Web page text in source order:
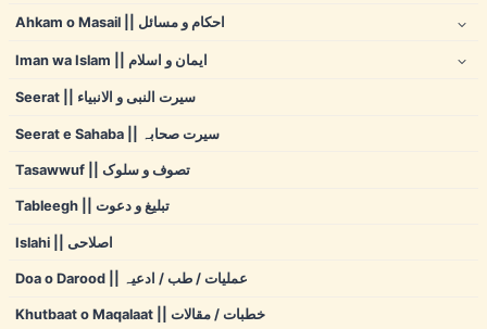
Ahkam o Masail || احکام و مسائل
Iman wa Islam || ایمان و اسلام
Seerat || سیرت النبی و الانبیاء
Seerat e Sahaba || سیرت صحابہ
Tasawwuf || تصوف و سلوک
Tableegh || تبلیغ و دعوت
Islahi || اصلاحی
Doa o Darood || عملیات / طب / ادعیہ
Khutbaat o Maqalaat || خطبات / مقالات